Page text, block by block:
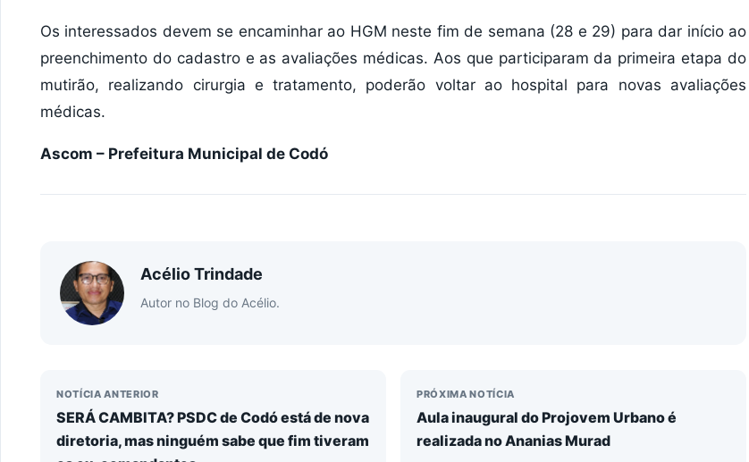
Os interessados devem se encaminhar ao HGM neste fim de semana (28 e 29) para dar início ao
preenchimento do cadastro e as avaliações médicas. Aos que participaram da primeira etapa do
mutirão, realizando cirurgia e tratamento, poderão voltar ao hospital para novas avaliações
médicas.
Ascom – Prefeitura Municipal de Codó
Acélio Trindade
Autor no Blog do Acélio.
NOTÍCIA ANTERIOR
SERÁ CAMBITA? PSDC de Codó está de nova
diretoria, mas ninguém sabe que fim tiveram
PRÓXIMA NOTÍCIA
Aula inaugural do Projovem Urbano é
realizada no Ananias Murad